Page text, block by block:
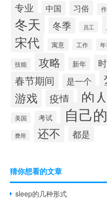
专业 中国 习俗
冬天 冬季 员工
宋代 寓意 工作
技能 攻略 新年
春节期间 是一个
游戏 疫情 的人
美国 考试 自己的
费用 还不 都是
猜你想看的文章
sleep的几种形式